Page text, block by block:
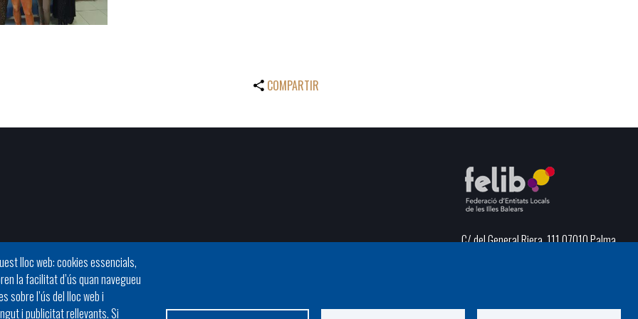
COMPARTIR
lloc web: cookies essencials,
la facilitat d’ús quan navegueu
sobre l’ús del lloc web i
i publicitat rellevants. Si
C/ del General Riera, 111 07010 Palma